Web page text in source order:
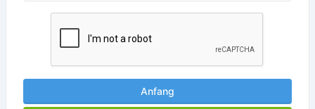
Anfang